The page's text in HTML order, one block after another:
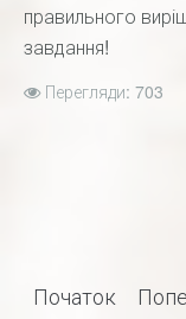
правильного
завдання!
Перегляди: 703
Початок